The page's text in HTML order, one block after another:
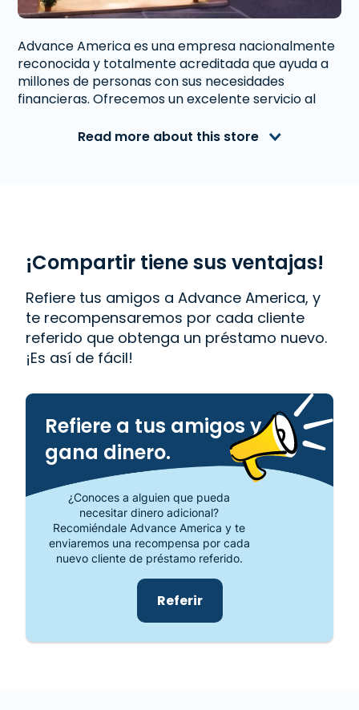
Advance America es una empresa nacionalmente
reconocida y totalmente acreditada que ayuda a
millones de personas con sus necesidades
financieras. Ofrecemos un excelente servicio al
dinero inmediato. Con nosotros obtener un
Mansfield, TX 76063.
Read more about this store
¡Compartir tiene sus ventajas!
Refiere tus amigos a Advance America, y
te recompensaremos por cada cliente
referido que obtenga un préstamo nuevo.
¡Es así de fácil!
Refiere a tus amigos y
gana dinero.
¿Conoces a alguien que pueda
necesitar dinero adicional?
Recomiéndale Advance America y te
enviaremos una recompensa por cada
nuevo cliente de préstamo referido.
Referir